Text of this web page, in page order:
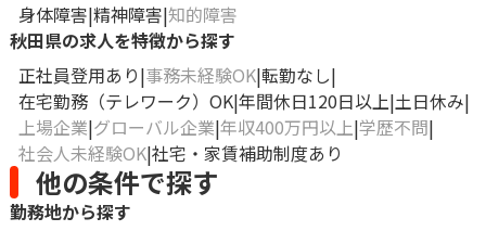
身体障害 精神障害 知的障害
秋田県の求人を特徴から探す
正社員登用あり 事務未経験OK 転勤なし
在宅勤務（テレワーク）OK 年間休日120日以上 土日休み
上場企業 グローバル企業 年収400万円以上 学歴不問
社会人未経験OK 社宅・家賃補助制度あり
他の条件で探す
勤務地から探す